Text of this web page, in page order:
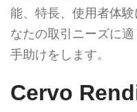
能、特長、使用者体
なたの取引ニーズに
手助けをします。
Cervo